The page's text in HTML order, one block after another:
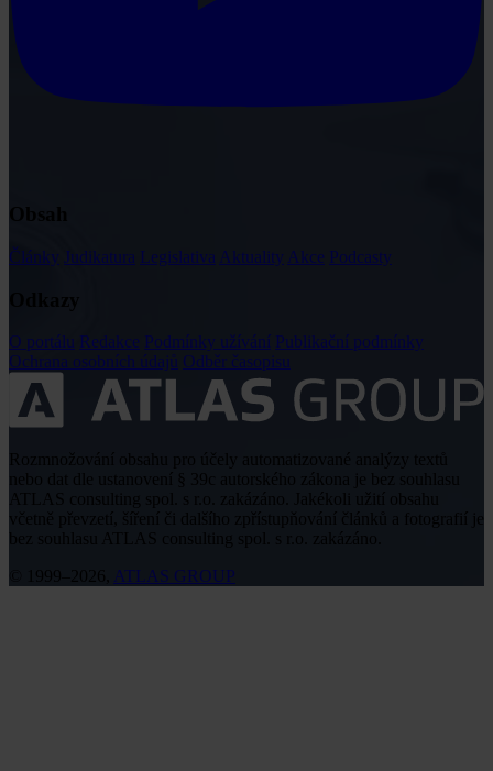
Články Judikatura Legislativa Aktuality Akce Podcasty
O portálu Redakce Podmínky užívání Publikační podmínky
Ochrana osobních údajů Odběr časopisu
včetně převzetí, šíření či dalšího zpřístupňování článků a fotografií je
ATLAS GROUP